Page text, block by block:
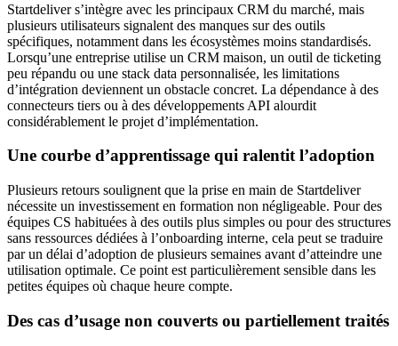
Startdeliver s’intègre avec les principaux CRM du marché, mais
plusieurs utilisateurs signalent des manques sur des outils
spécifiques, notamment dans les écosystèmes moins standardisés.
Lorsqu’une entreprise utilise un CRM maison, un outil de ticketing
peu répandu ou une stack data personnalisée, les limitations
d’intégration deviennent un obstacle concret. La dépendance à des
connecteurs tiers ou à des développements API alourdit
considérablement le projet d’implémentation.
Une courbe d’apprentissage qui ralentit l’adoption
Plusieurs retours soulignent que la prise en main de Startdeliver
nécessite un investissement en formation non négligeable. Pour des
équipes CS habituées à des outils plus simples ou pour des structures
sans ressources dédiées à l’onboarding interne, cela peut se traduire
par un délai d’adoption de plusieurs semaines avant d’atteindre une
utilisation optimale. Ce point est particulièrement sensible dans les
petites équipes où chaque heure compte.
Des cas d’usage non couverts ou partiellement traités